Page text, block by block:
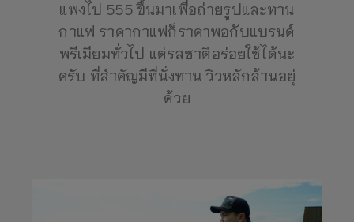
แพงไป 555 ขึ้นมาเพื่อถ่ายรูปและทาน
กาแฟ ราคากาแฟก็ราคาพอกับแบรนด์
พรีเมียมทั่วไป แต่รสชาติอร่อยใช้ได้นะ
ครับ ที่สำคัญมีที่นั่งทาน วิวหลักล้านอยุ่
ด้วย